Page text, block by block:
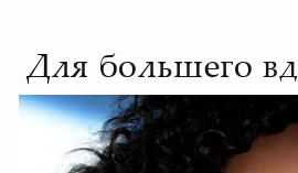
Для большего